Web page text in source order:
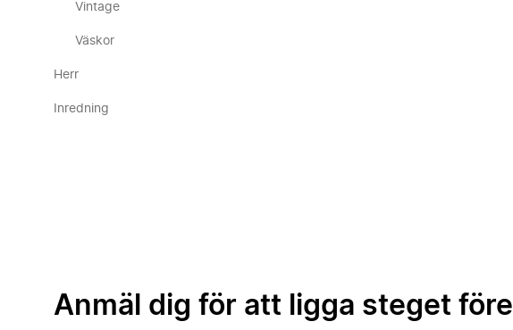
Vintage
Väskor
Herr
Inredning
Anmäl dig för att ligga steget före